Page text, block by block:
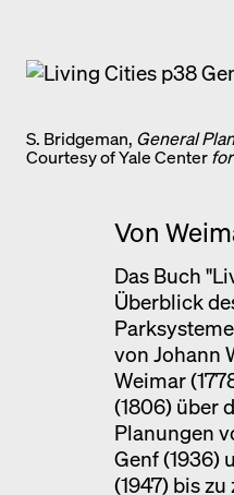
S. Bridgeman, General
Courtesy of Yale Center
Von
Das Buch
Überblick
von Johann
Weimar
(1806) über
Planungen
Genf (1936)
(1947) bis